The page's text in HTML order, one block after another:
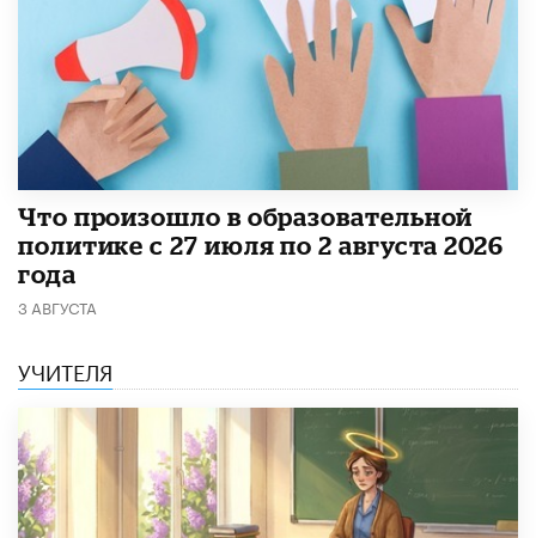
​Что произошло в образовательной
политике с 27 июля по 2 августа 2026
года
3 АВГУСТА
УЧИТЕЛЯ